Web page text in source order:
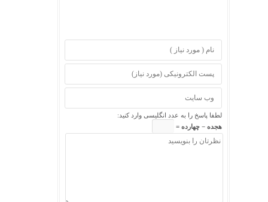
لطفا پاسخ را به عدد انگلیسی وارد کنید:
هجده − چهارده =